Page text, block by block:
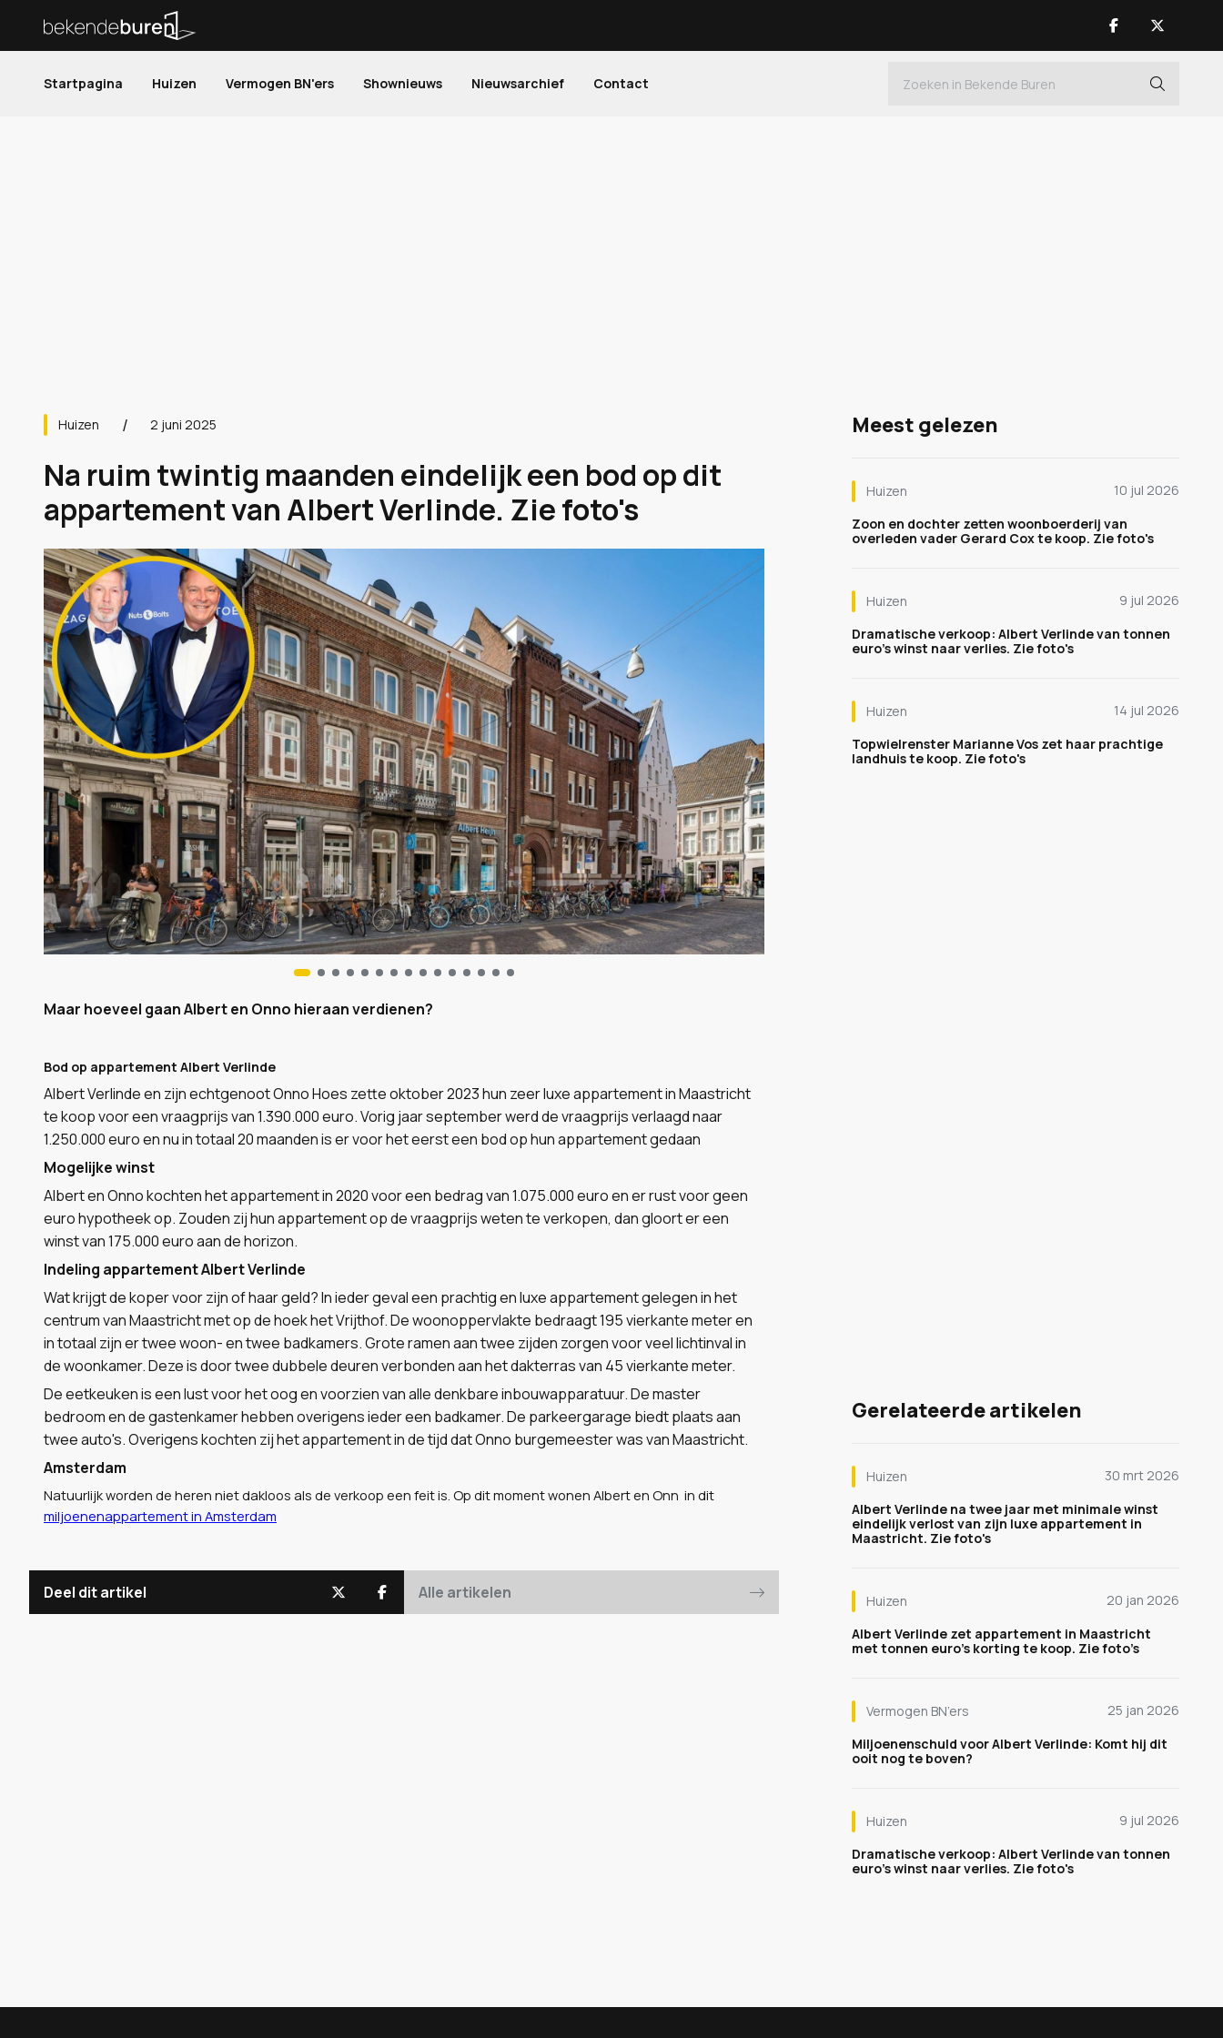
Startpagina Huizen Vermogen BN'ers Shownieuws Nieuwsarchief Contact
Huizen 2 juni 2025
Na ruim twintig maanden eindelijk een bod op dit
appartement van Albert Verlinde. Zie foto's
Maar hoeveel gaan Albert en Onno hieraan verdienen?
Bod op appartement Albert Verlinde
Albert Verlinde en zijn echtgenoot Onno Hoes zette oktober 2023 hun zeer luxe appartement in Maastricht
te koop voor een vraagprijs van 1.390.000 euro. Vorig jaar september werd de vraagprijs verlaagd naar
1.250.000 euro en nu in totaal 20 maanden is er voor het eerst een bod op hun appartement gedaan
Mogelijke winst
Albert en Onno kochten het appartement in 2020 voor een bedrag van 1.075.000 euro en er rust voor geen
euro hypotheek op. Zouden zij hun appartement op de vraagprijs weten te verkopen, dan gloort er een
winst van 175.000 euro aan de horizon.
Indeling appartement Albert Verlinde
Wat krijgt de koper voor zijn of haar geld? In ieder geval een prachtig en luxe appartement gelegen in het
centrum van Maastricht met op de hoek het Vrijthof. De woonoppervlakte bedraagt 195 vierkante meter en
in totaal zijn er twee woon- en twee badkamers. Grote ramen aan twee zijden zorgen voor veel lichtinval in
de woonkamer. Deze is door twee dubbele deuren verbonden aan het dakterras van 45 vierkante meter.
De eetkeuken is een lust voor het oog en voorzien van alle denkbare inbouwapparatuur. De master
bedroom en de gastenkamer hebben overigens ieder een badkamer. De parkeergarage biedt plaats aan
twee auto's. Overigens kochten zij het appartement in de tijd dat Onno burgemeester was van Maastricht.
Amsterdam
Natuurlijk worden de heren niet dakloos als de verkoop een feit is. Op dit moment wonen Albert en Onn in dit
miljoenenappartement in Amsterdam
Deel dit artikel Alle artikelen
Meest gelezen
Huizen
10 jul 2026
Zoon en dochter zetten woonboerderij van
overleden vader Gerard Cox te koop. Zie foto's
Huizen
9 jul 2026
Dramatische verkoop: Albert Verlinde van tonnen
euro's winst naar verlies. Zie foto's
Huizen
14 jul 2026
Topwielrenster Marianne Vos zet haar prachtige
landhuis te koop. Zie foto's
Gerelateerde artikelen
Huizen
30 mrt 2026
Albert Verlinde na twee jaar met minimale winst
eindelijk verlost van zijn luxe appartement in
Maastricht. Zie foto's
Huizen
20 jan 2026
Albert Verlinde zet appartement in Maastricht
met tonnen euro’s korting te koop. Zie foto’s
Vermogen BN’ers
25 jan 2026
Miljoenenschuld voor Albert Verlinde: Komt hij dit
ooit nog te boven?
Huizen
9 jul 2026
Dramatische verkoop: Albert Verlinde van tonnen
euro's winst naar verlies. Zie foto's